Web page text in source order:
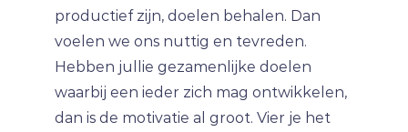
productief zijn, doelen behalen. Dan
voelen we ons nuttig en tevreden.
Hebben jullie gezamenlijke doelen
waarbij een ieder zich mag ontwikkelen,
dan is de motivatie al groot. Vier je het